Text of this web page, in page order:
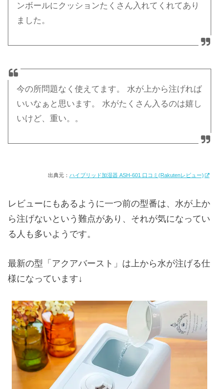
ンボールにクッションたくさん入れてくれてあり
ました。
今の所問題なく使えてます。 水が上から注げれば
いいなぁと思います。 水がたくさん入るのは嬉し
いけど、重い。。
出典元： ハイブリッド加湿器 ASH-601 口コミ(Rakutenレビュー)
レビューにもあるように一つ前の型番は、水が上か
ら注げないという難点があり、それが気になってい
る人も多いようです。
最新の型「アクアバースト」は上から水が注げる仕
様になっています↓